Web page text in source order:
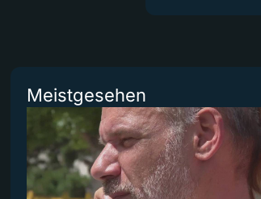
Meistgesehen